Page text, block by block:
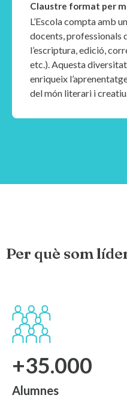
Claustre format per
L’Escola compta amb
docents, professionals
l’escriptura, edició,
etc.). Aquesta
enriqueix
del món literari i
Per què som
+35.000
Alumnes